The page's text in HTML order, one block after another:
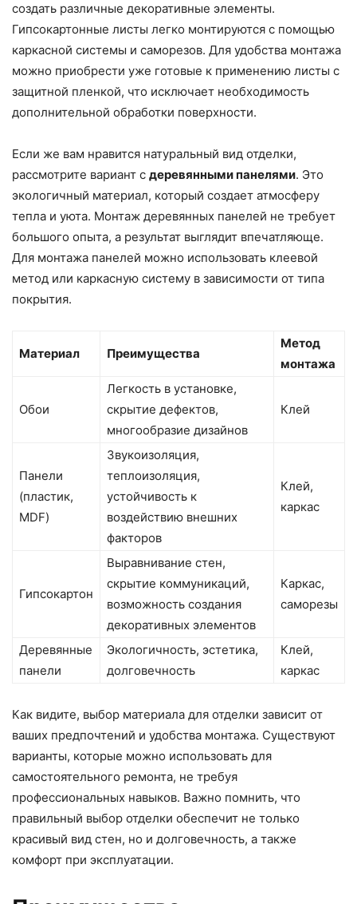
создать различные декоративные элементы.
Гипсокартонные листы легко монтируются с помощью
каркасной системы и саморезов. Для удобства монтажа
можно приобрести уже готовые к применению листы с
защитной пленкой, что исключает необходимость
дополнительной обработки поверхности.
Если же вам нравится натуральный вид отделки,
рассмотрите вариант с деревянными панелями. Это
экологичный материал, который создает атмосферу
тепла и уюта. Монтаж деревянных панелей не требует
большого опыта, а результат выглядит впечатляюще.
Для монтажа панелей можно использовать клеевой
метод или каркасную систему в зависимости от типа
покрытия.
Материал Преимущества
Метод
монтажа
Обои
Легкость в установке,
скрытие дефектов,
многообразие дизайнов
Клей
Панели
(пластик,
MDF)
Звукоизоляция,
теплоизоляция,
устойчивость к
воздействию внешних
факторов
Клей,
каркас
Гипсокартон
Выравнивание стен,
скрытие коммуникаций,
возможность создания
декоративных элементов
Каркас,
саморезы
Деревянные
панели
Экологичность, эстетика,
долговечность
Клей,
каркас
Как видите, выбор материала для отделки зависит от
ваших предпочтений и удобства монтажа. Существуют
варианты, которые можно использовать для
самостоятельного ремонта, не требуя
профессиональных навыков. Важно помнить, что
правильный выбор отделки обеспечит не только
красивый вид стен, но и долговечность, а также
комфорт при эксплуатации.